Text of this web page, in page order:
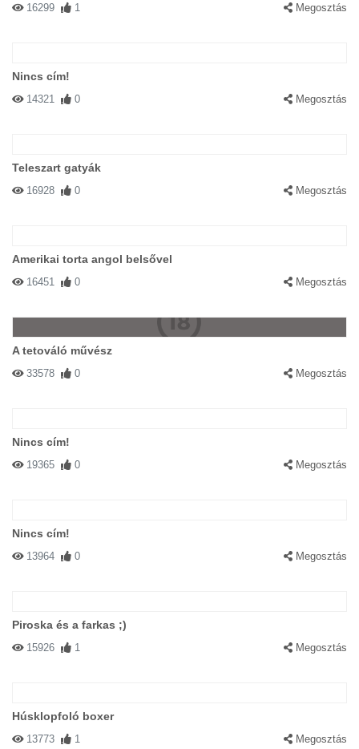
16299 1 Megosztás
Nincs cím!
14321 0 Megosztás
Teleszart gatyák
16928 0 Megosztás
Amerikai torta angol belsővel
16451 0 Megosztás
A tetováló művész
33578 0 Megosztás
Nincs cím!
19365 0 Megosztás
Nincs cím!
13964 0 Megosztás
Piroska és a farkas ;)
15926 1 Megosztás
Húsklopfoló boxer
13773 1 Megosztás